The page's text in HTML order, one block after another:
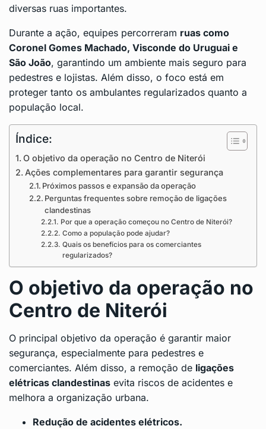
diversas ruas importantes.
Durante a ação, equipes percorreram ruas como
Coronel Gomes Machado, Visconde do Uruguai e
São João, garantindo um ambiente mais seguro para
pedestres e lojistas. Além disso, o foco está em
proteger tanto os ambulantes regularizados quanto a
população local.
Índice:
O objetivo da operação no Centro de Niterói
Ações complementares para garantir segurança
Próximos passos e expansão da operação
Perguntas frequentes sobre remoção de ligações
clandestinas
Por que a operação começou no Centro de Niterói?
Como a população pode ajudar?
Quais os benefícios para os comerciantes
regularizados?
O objetivo da operação no
Centro de Niterói
O principal objetivo da operação é garantir maior
segurança, especialmente para pedestres e
comerciantes. Além disso, a remoção de ligações
elétricas clandestinas evita riscos de acidentes e
melhora a organização urbana.
Redução de acidentes elétricos.